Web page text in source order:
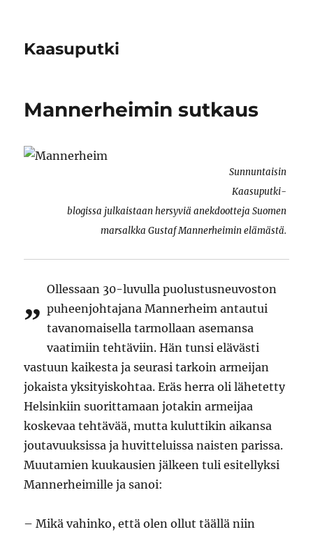
Kaasuputki
Mannerheimin sutkaus
Sunnuntaisin
Kaasuputki-
blogissa julkaistaan hersyviä anekdootteja Suomen
marsalkka Gustaf Mannerheimin elämästä.
”
Ollessaan 30-luvulla puolustusneuvoston
puheenjohtajana Mannerheim antautui
tavanomaisella tarmollaan asemansa
vaatimiin tehtäviin. Hän tunsi elävästi
vastuun kaikesta ja seurasi tarkoin armeijan
jokaista yksityiskohtaa. Eräs herra oli lähetetty
Helsinkiin suorittamaan jotakin armeijaa
koskevaa tehtävää, mutta kuluttikin aikansa
joutavuuksissa ja huvitteluissa naisten parissa.
Muutamien kuukausien jälkeen tuli esitellyksi
Mannerheimille ja sanoi:
– Mikä vahinko, että olen ollut täällä niin